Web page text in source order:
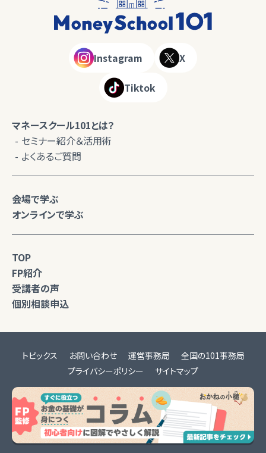
Instagram X
Tiktok
マネースクール101とは？
セミナー紹介＆活用術
よくあるご質問
会場で学ぶ
オンラインで学ぶ
TOP
FP紹介
受講者の声
個別相談申込
トピックス お問い合わせ 運営事務局
全国の101事務局
プライバシーポリシー
サイトマップ